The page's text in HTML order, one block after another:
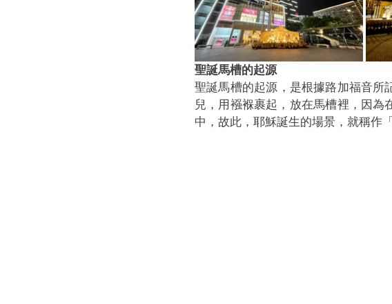
聖誕馬槽的起源
聖誕馬槽的起源，是根據路加福音所
兒，用襁褓裹起，放在馬槽裡，因為
中，故此，耶穌誕生的場景，就稱作